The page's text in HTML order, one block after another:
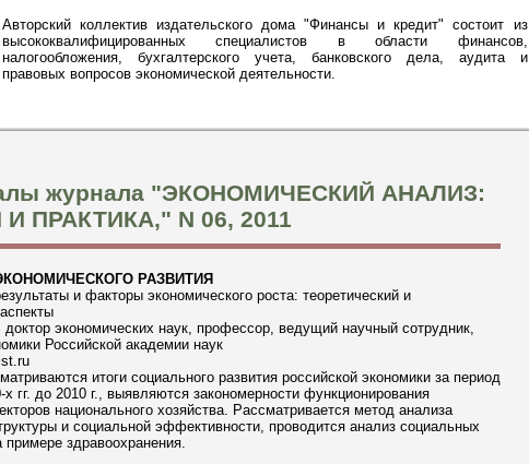
Авторский коллектив издательского дома "Финансы и кредит" состоит из
высококвалифицированных специалистов в области финансов,
налогообложения, бухгалтерского учета, банковского дела, аудита и
правовых вопросов экономической деятельности.
журнала "ЭКОНОМИЧЕСКИЙ АНАЛИЗ:
ПРАКТИКА," N 06, 2011
РАЗВИТИЯ
и факторы экономического роста: теоретический и
экономических наук, профессор, ведущий научный сотрудник,
Российской академии наук
итоги социального развития российской экономики за период
гг. до 2010 г., выявляются закономерности функционирования
национального хозяйства. Рассматривается метод анализа
и социальной эффективности, проводится анализ социальных
примере здравоохранения.